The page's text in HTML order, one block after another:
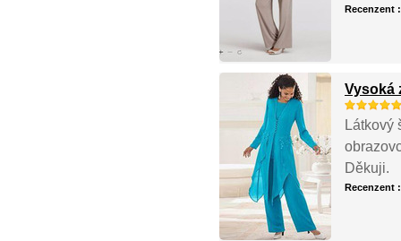
Recenzent
Vysoká
Látkový
Děkuji.
Recenzent